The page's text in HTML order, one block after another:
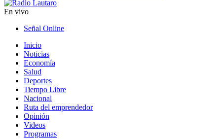
En vivo
Señal Online
Inicio
Noticias
Economía
Salud
Deportes
Tiempo Libre
Nacional
Ruta del emprendedor
Opinión
Videos
Programas